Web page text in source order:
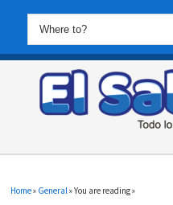
Home» General » You are reading »